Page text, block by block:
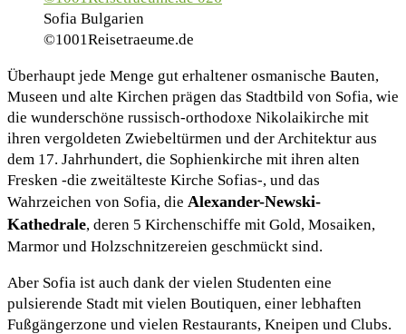
Sofia Bulgarien
©1001Reisetraeume.de
Überhaupt jede Menge gut erhaltener osmanische Bauten,
Museen und alte Kirchen prägen das Stadtbild von Sofia, wie
die wunderschöne russisch-orthodoxe Nikolaikirche mit
ihren vergoldeten Zwiebeltürmen und der Architektur aus
dem 17. Jahrhundert, die Sophienkirche mit ihren alten
Fresken -die zweitälteste Kirche Sofias-, und das
Wahrzeichen von Sofia, die Alexander-Newski-
Kathedrale, deren 5 Kirchenschiffe mit Gold, Mosaiken,
Marmor und Holzschnitzereien geschmückt sind.
Aber Sofia ist auch dank der vielen Studenten eine
pulsierende Stadt mit vielen Boutiquen, einer lebhaften
Fußgängerzone und vielen Restaurants, Kneipen und Clubs.